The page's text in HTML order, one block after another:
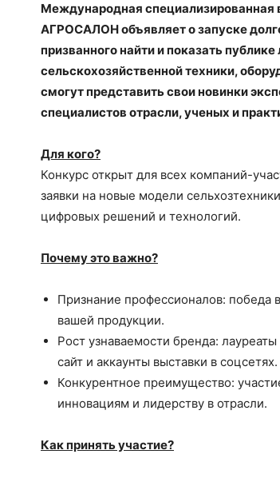
Международная специализированная
АГРОСАЛОН объявляет о запуске
призванного найти и показать
сельскохозяйственной техники,
смогут представить свои новинки
специалистов отрасли, ученых и
Для кого?
Конкурс открыт для всех компаний-
заявки на новые модели
цифровых решений и технологий.
Почему это важно?
Признание профессионалов: победа
вашей продукции.
Рост узнаваемости бренда:
сайт и аккаунты выставки в соцсетях.
Конкурентное преимущество:
инновациям и лидерству в отрасли.
Как принять участие?